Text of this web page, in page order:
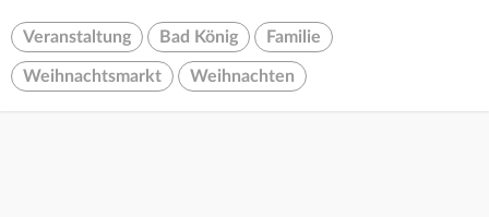
Veranstaltung Bad König Familie
Weihnachtsmarkt Weihnachten